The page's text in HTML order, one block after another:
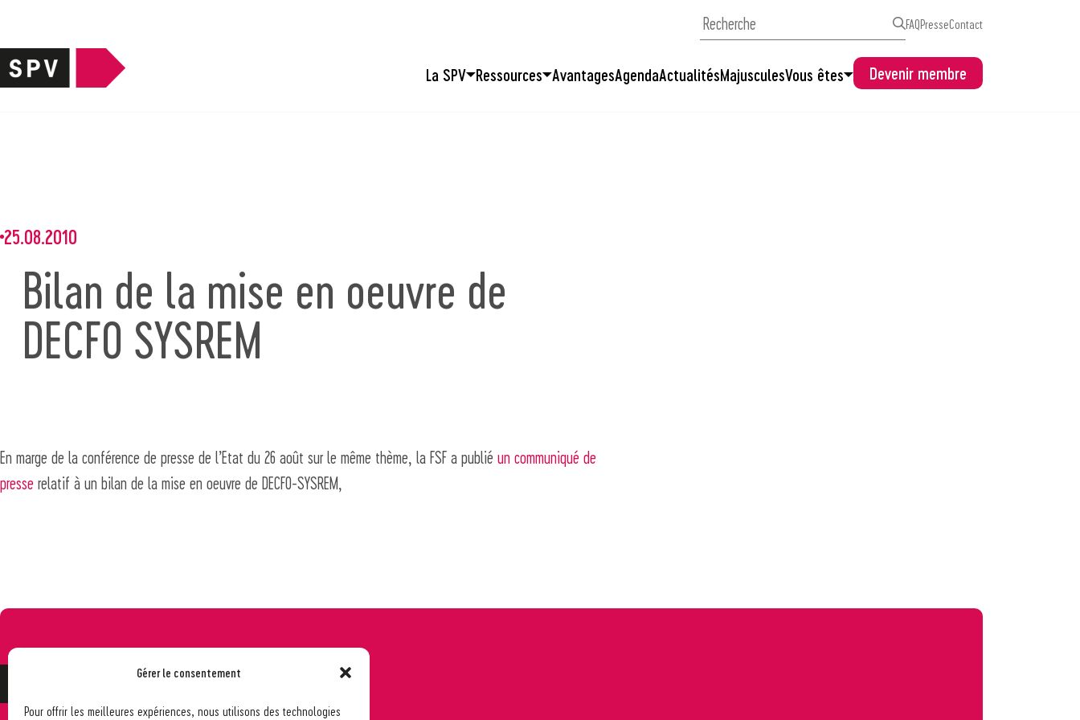
Gérer le consentement
Pour offrir les meilleures expériences, nous utilisons des technologies
La SPV Ressources AvantagesAgendaActualitésMajusculesVous êtes Devenir membre
FAQPresseContact
25.08.2010
Bilan de la mise en oeuvre de
DECFO SYSREM
En marge de la conférence de presse de l’Etat du 26 août sur le même thème, la FSF a publié un communiqué de
presse relatif à un bilan de la mise en oeuvre de DECFO-SYSREM,